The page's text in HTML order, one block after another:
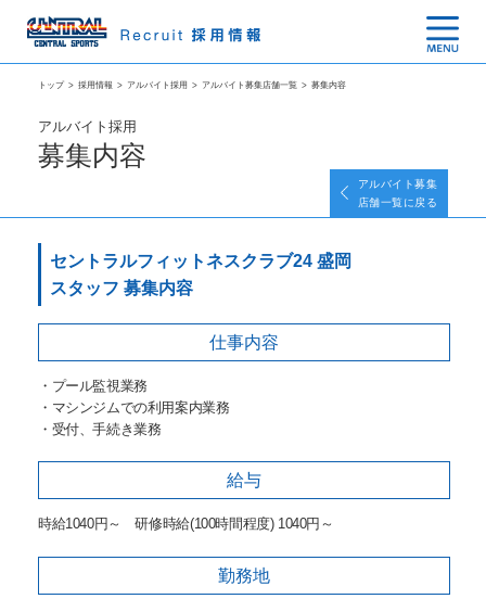
トップ > 採用情報 > アルバイト採用 > アルバイト募集店舗一覧 > 募集内容
アルバイト採用
募集内容
アルバイト募集
店舗一覧に戻る
セントラルフィットネスクラブ24 盛岡
スタッフ 募集内容
仕事内容
・プール監視業務
・マシンジムでの利用案内業務
・受付、手続き業務
給与
時給1040円～ 研修時給(100時間程度) 1040円～
勤務地